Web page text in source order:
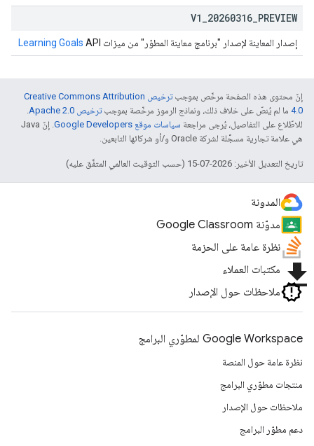
V1 20260316 PREVIEW
إصدار المعاينة لإصدار "برنامج معاينة المطوّر" من ميزات Learning Goals API
إنّ محتوى هذه الصفحة مرخّص بموجب
ترخيص Creative Commons Attribution
4.0‏ ما لم يُنصّ على خلاف ذلك، ونماذج الرموز مرخّصة بموجبترخيص Apache 2.0‏
.
للاطّلاع على التفاصيل، يُرجى مراجعة سياسات موقع Google Developers‏
. إنّ Java
هي علامة تجارية مسجَّلة لشركة Oracle و/أو شركائها التابعين.
تاريخ التعديل الأخير: 2026-07-15 (حسب التوقيت العالمي المتفَّق عليه)
المدونة
مدوّنة Google Classroom
نظرة عامة على الحزمة
file_download مكتبات العملاء
ملاحظات حول الإصدار
Google Workspace لمطوّري البرامج
نظرة عامة حول المنصة
منتجات مطوّري البرامج
ملاحظات حول الإصدار
دعم مطوّر البرامج